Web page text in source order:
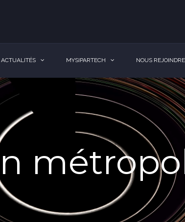
ACTUALITÉS MYSIPARTECH NOUS REJOINDRE